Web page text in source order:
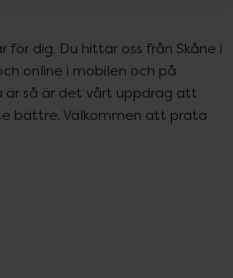
för dig. Du hittar oss från Skåne i
online i mobilen och på
är så är det vårt uppdrag att
bättre. Välkommen att prata